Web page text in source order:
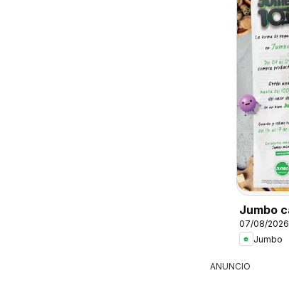
Jumbo
al 100
07/08/2026
Jumbo
ANUNCIO